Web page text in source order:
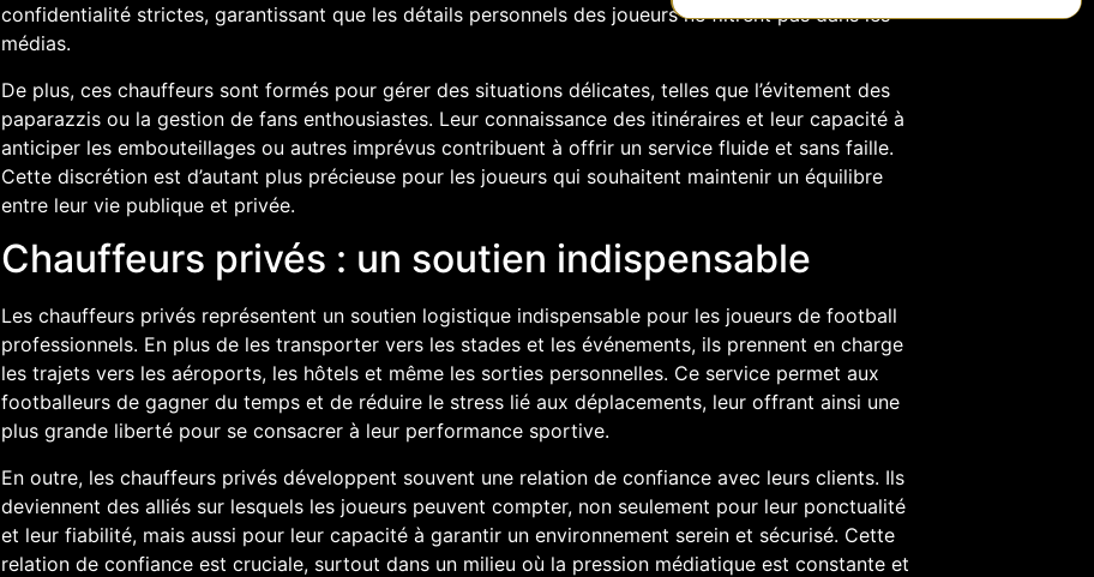
confidentialité strictes, garantissant que les détails personnels des joueurs ne filtrent pas dans les
médias.
De plus, ces chauffeurs sont formés pour gérer des situations délicates, telles que l’évitement des
paparazzis ou la gestion de fans enthousiastes. Leur connaissance des itinéraires et leur capacité à
anticiper les embouteillages ou autres imprévus contribuent à offrir un service fluide et sans faille.
Cette discrétion est d’autant plus précieuse pour les joueurs qui souhaitent maintenir un équilibre
entre leur vie publique et privée.
Chauffeurs privés : un soutien indispensable
Les chauffeurs privés représentent un soutien logistique indispensable pour les joueurs de football
professionnels. En plus de les transporter vers les stades et les événements, ils prennent en charge
les trajets vers les aéroports, les hôtels et même les sorties personnelles. Ce service permet aux
footballeurs de gagner du temps et de réduire le stress lié aux déplacements, leur offrant ainsi une
plus grande liberté pour se consacrer à leur performance sportive.
En outre, les chauffeurs privés développent souvent une relation de confiance avec leurs clients. Ils
deviennent des alliés sur lesquels les joueurs peuvent compter, non seulement pour leur ponctualité
et leur fiabilité, mais aussi pour leur capacité à garantir un environnement serein et sécurisé. Cette
relation de confiance est cruciale, surtout dans un milieu où la pression médiatique est constante et